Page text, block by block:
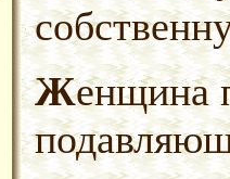
Женщина побеждает в